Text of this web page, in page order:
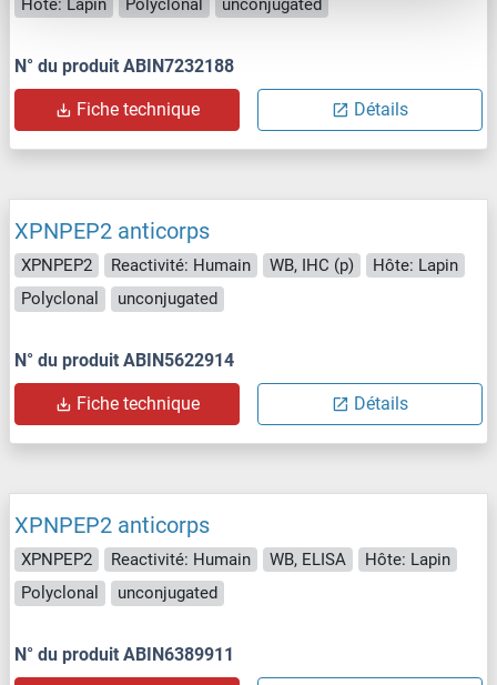
Hôte: Lapin
Polyclonal unconjugated
N° du produit ABIN7232188
Fiche technique Détails
XPNPEP2 anticorps
XPNPEP2 Reactivité: Humain WB, IHC (p)
Hôte: Lapin
Polyclonal
unconjugated
N° du produit ABIN5622914
Fiche technique Détails
XPNPEP2 anticorps
XPNPEP2 Reactivité: Humain WB, ELISA
Hôte: Lapin
Polyclonal
unconjugated
N° du produit ABIN6389911